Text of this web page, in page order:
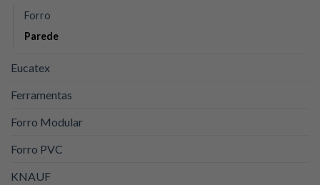
Forro
Parede
Eucatex
Ferramentas
Forro Modular
Forro PVC
KNAUF